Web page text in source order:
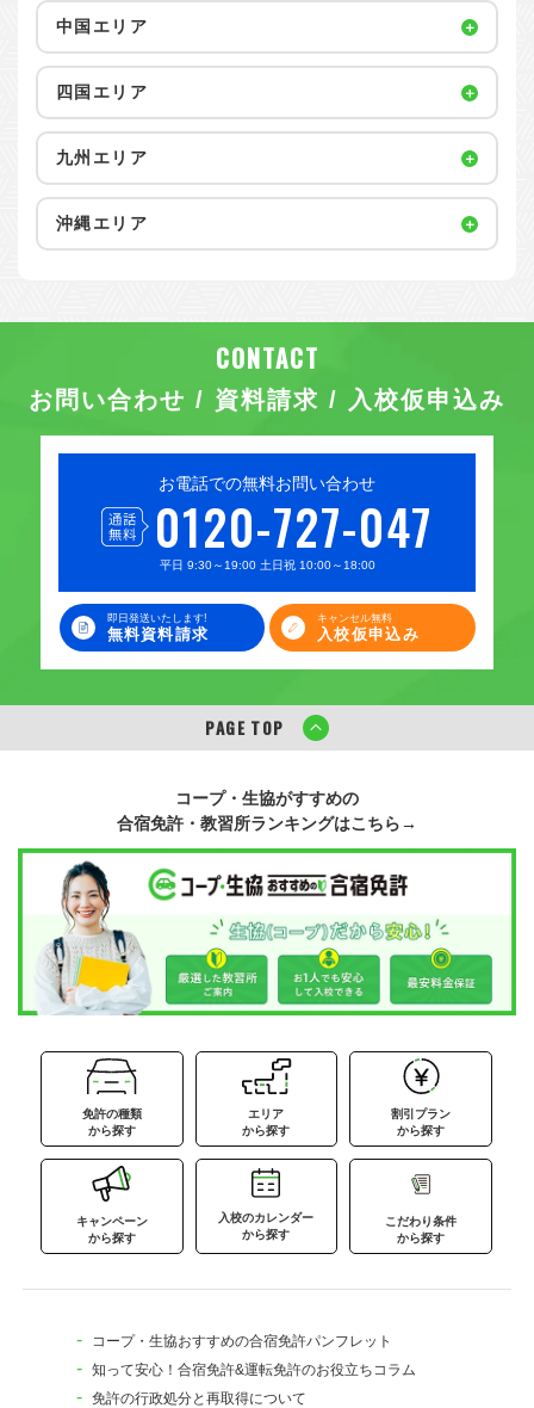
お問い合わせ / 資料請求 / 入校仮申込み
お電話での無料お問い合わせ
0120-727-047
平日 9:30～19:00 土日祝 10:00～18:00
即日発送いたします!
無料資料請求
キャンセル無料
入校仮申込み
中国エリア
四国エリア
九州エリア
沖縄エリア
PAGE TOP
コープ・生協がすすめの
合宿免許・教習所ランキングはこちら→
免許の種類
から探す
エリア
から探す
割引プラン
から探す
キャンペーン
から探す
入校のカレンダー
から探す
こだわり条件
から探す
コープ・生協おすすめの合宿免許パンフレット
知って安心！合宿免許&運転免許のお役立ちコラム
免許の行政処分と再取得について